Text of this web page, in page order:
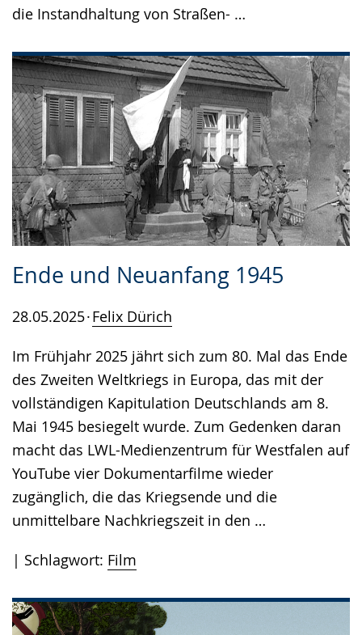
die Instandhaltung von Straßen- …
Ende und Neuanfang 1945
28.05.2025 Felix Dürich
Im Frühjahr 2025 jährt sich zum 80. Mal das Ende
des Zweiten Weltkriegs in Europa, das mit der
vollständigen Kapitulation Deutschlands am 8.
Mai 1945 besiegelt wurde. Zum Gedenken daran
macht das LWL-Medienzentrum für Westfalen auf
YouTube vier Dokumentarfilme wieder
zugänglich, die das Kriegsende und die
unmittelbare Nachkriegszeit in den …
Schlagwort: Film